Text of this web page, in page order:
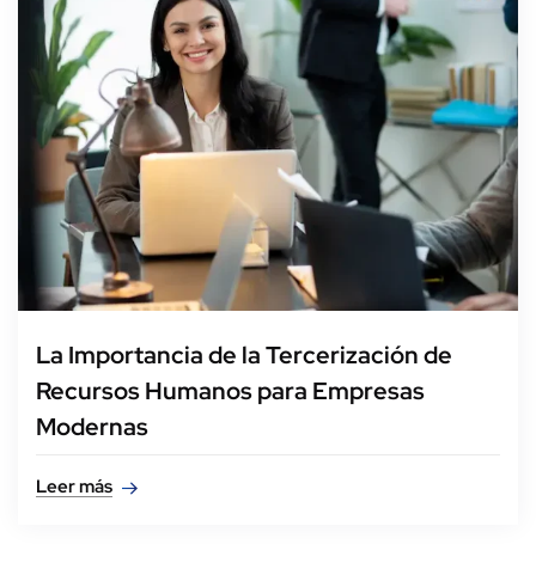
La Importancia de la Tercerización de
Recursos Humanos para Empresas
Modernas
Leer más